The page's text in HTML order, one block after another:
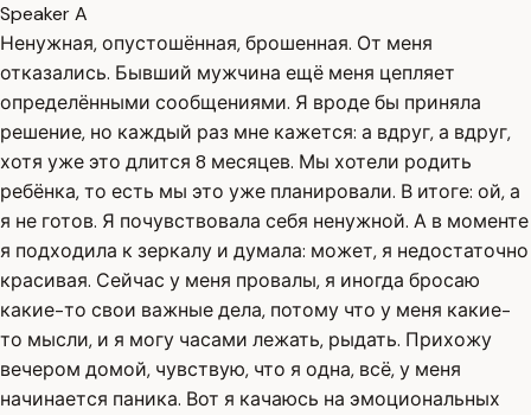
Speaker A
Ненужная, опустошённая, брошенная. От меня
отказались. Бывший мужчина ещё меня цепляет
определёнными сообщениями. Я вроде бы приняла
решение, но каждый раз мне кажется: а вдруг, а вдруг,
хотя уже это длится 8 месяцев. Мы хотели родить
ребёнка, то есть мы это уже планировали. В итоге: ой, а
я не готов. Я почувствовала себя ненужной. А в моменте
я подходила к зеркалу и думала: может, я недостаточно
красивая. Сейчас у меня провалы, я иногда бросаю
какие-то свои важные дела, потому что у меня какие-
то мысли, и я могу часами лежать, рыдать. Прихожу
вечером домой, чувствую, что я одна, всё, у меня
начинается паника. Вот я качаюсь на эмоциональных